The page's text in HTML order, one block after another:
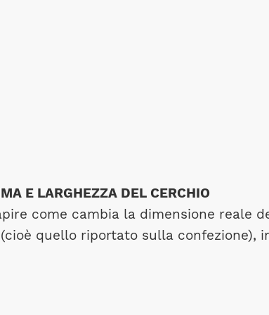
E LARGHEZZA DEL CERCHIO
come cambia la dimensione reale
quello riportato sulla confezione),